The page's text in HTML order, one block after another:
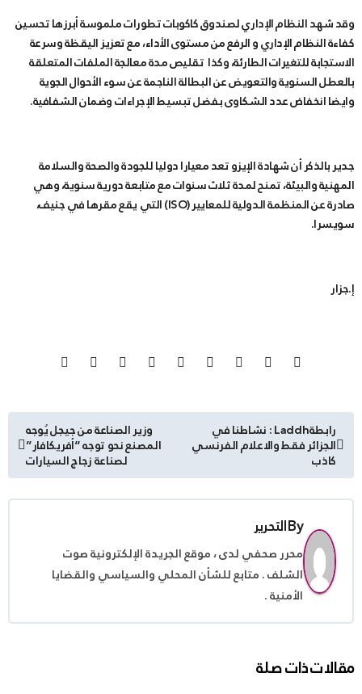
وقد شهد النظام الإداري لصندوق كاكوبات تطورات ملموسة أبرزها تحسين
كفاءة النظام الإداري و الرفع من مستوى الأداء، مع تعزيز اليقظة وسرعة
الاستجابة للتغيرات الطارئة، وكذا تقليص مدة معالجة الملفات المتعلقة
بالعطل السنوية والتعويض عن البطالة الناجمة عن سوء الأحوال الجوية
وايضا انخفاض عدد الشكاوى بفضل تبسيط الإجراءات وضمان الشفافية.
جدير بالذكر أن شهادة الإيزو تعد معيارا دوليا للجودة والصحة والسلامة
المهنية والبيئة، تمنح لمدة ثلاث سنوات مع متابعة دورية سنوية، وهي
صادرة عن المنظمة الدولية للمعايير (ISO) التي يقع مقرها في جنيف،
سويسرا.
إ.جزار
تصفّح
المقالات
رابطةLaddh : نشاطنا في
الجزائر فقط والاعلام الفرنسي
كاذب
وزير الصناعة من جيجل يُوجه
المصنع نحو توجه “أفريكافار”
لصناعة زجاج السيارات
Byالتحرير
محرر صحفي لدى ، موقع الجريدة الإلكترونية صوت
الشلف . متابع للشأن المحلي والسياسي والقضايا
الأمنية .
مقالات ذات صلة